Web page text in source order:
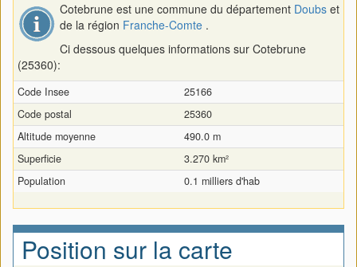
Cotebrune est une commune du département Doubs et
de la région Franche-Comte .
Ci dessous quelques informations sur Cotebrune
(25360):
Code Insee
25166
Code postal
25360
Altitude moyenne
490.0 m
Superficie
3.270 km²
Population
0.1 milliers d'hab
Position sur la carte